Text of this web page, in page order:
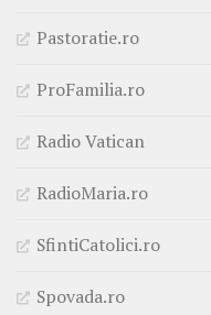
Pastoratie.ro
ProFamilia.ro
Radio Vatican
RadioMaria.ro
SfintiCatolici.ro
Spovada.ro